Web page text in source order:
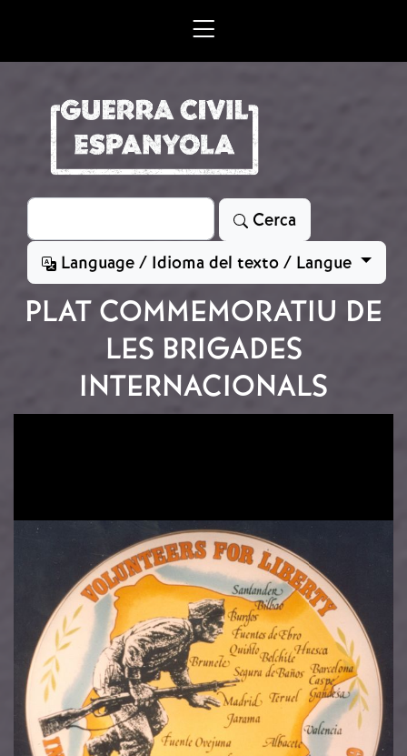
Cerca
Cerca
Language / Idioma del texto / Langue
PLAT COMMEMORATIU DE
LES BRIGADES
INTERNACIONALS